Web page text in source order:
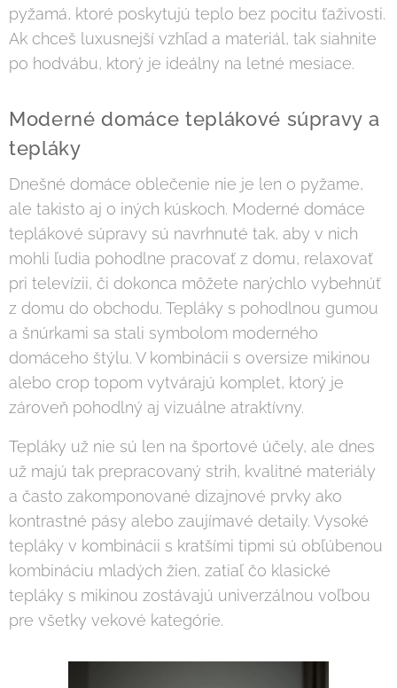
pyžamá, ktoré poskytujú teplo bez pocitu ťaživosti.
Ak chceš luxusnejší vzhľad a materiál, tak siahnite
po hodvábu, ktorý je ideálny na letné mesiace.
Moderné domáce teplákové súpravy a
tepláky
Dnešné domáce oblečenie nie je len o pyžame,
ale takisto aj o iných kúskoch. Moderné domáce
teplákové súpravy sú navrhnuté tak, aby v nich
mohli ľudia pohodlne pracovať z domu, relaxovať
pri televízii, či dokonca môžete narýchlo vybehnúť
z domu do obchodu. Tepláky s pohodlnou gumou
a šnúrkami sa stali symbolom moderného
domáceho štýlu. V kombinácii s oversize mikinou
alebo crop topom vytvárajú komplet, ktorý je
zároveň pohodlný aj vizuálne atraktívny.
Tepláky už nie sú len na športové účely, ale dnes
už majú tak prepracovaný strih, kvalitné materiály
a často zakomponované dizajnové prvky ako
kontrastné pásy alebo zaujímavé detaily. Vysoké
tepláky v kombinácii s kratšími tipmi sú obľúbenou
kombináciu mladých žien, zatiaľ čo klasické
tepláky s mikinou zostávajú univerzálnou voľbou
pre všetky vekové kategórie.